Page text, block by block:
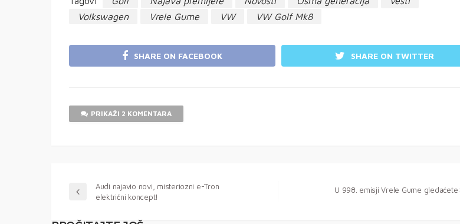
Volkswagen
Vrele Gume VW VW Golf Mk8
SHARE ON FACEBOOK SHARE ON TWITTER
PRIKAŽI 2 KOMENTARA
Audi najavio novi, misteriozni e-Tron
električni koncept!
U 998. emisji Vrele Gume gledaćete: